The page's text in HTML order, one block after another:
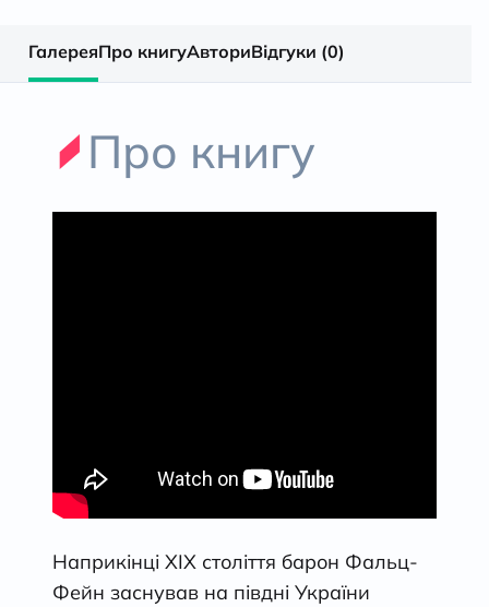
ГалереяПро книгуАвториВідгуки (0)
Про книгу
Наприкінці ХІХ століття барон Фальц-
Фейн заснував на півдні України